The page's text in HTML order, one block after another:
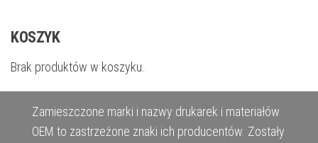
KOSZYK
Brak produktów w koszyku.
Zamieszczone marki i nazwy drukarek i materiałów
OEM to zastrzeżone znaki ich producentów. Zostały